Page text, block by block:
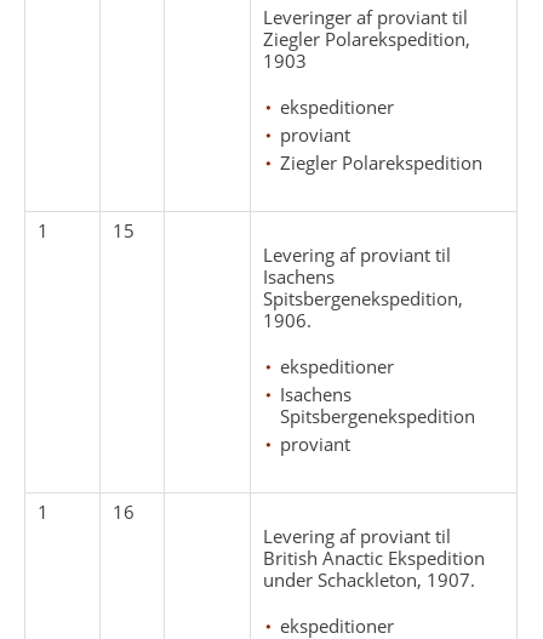
Leveringer af proviant til
Ziegler Polarekspedition,
1903
ekspeditioner
proviant
Ziegler Polarekspedition
1
15
Levering af proviant til
Isachens
Spitsbergenekspedition,
1906.
ekspeditioner
Isachens
Spitsbergenekspedition
proviant
1
16
Levering af proviant til
British Anactic Ekspedition
under Schackleton, 1907.
ekspeditioner